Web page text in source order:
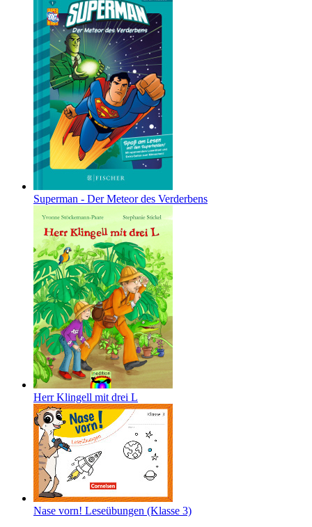
Superman - Der Meteor des Verderbens
Herr Klingell mit drei L
Nase vorn! Leseübungen (Klasse 3)